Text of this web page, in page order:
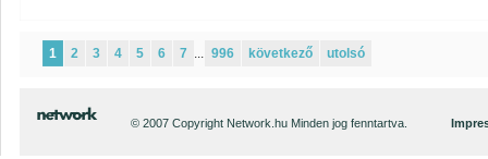
1 2 3 4 5 6 7 ... 996 következő utolsó
© 2007 Copyright Network.hu Minden jog fenntartva.